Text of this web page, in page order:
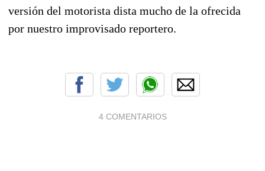
versión del motorista dista mucho de la ofrecida
por nuestro improvisado reportero.
4 COMENTARIOS